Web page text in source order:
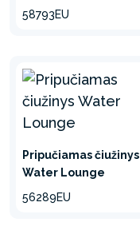
58793EU
Pripučiamas čiužinys
Water Lounge
56289EU